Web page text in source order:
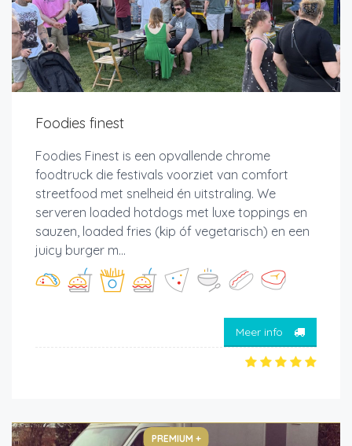
Foodies finest
Foodies Finest is een opvallende chrome
foodtruck die festivals voorziet van comfort
streetfood met snelheid én uitstraling. We
serveren loaded hotdogs met luxe toppings en
sauzen, loaded fries (kip óf vegetarisch) en een
juicy burger m...
Meer info
PREMIUM +